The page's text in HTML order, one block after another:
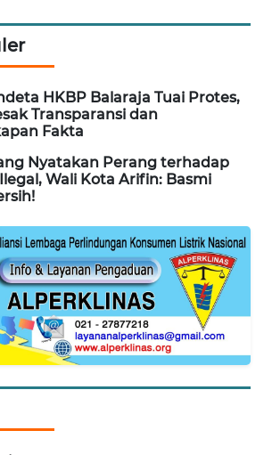
HKBP Balaraja Tuai Protes,
Transparansi dan
Fakta
Nyatakan Perang terhadap
Wali Kota Arifin: Basmi